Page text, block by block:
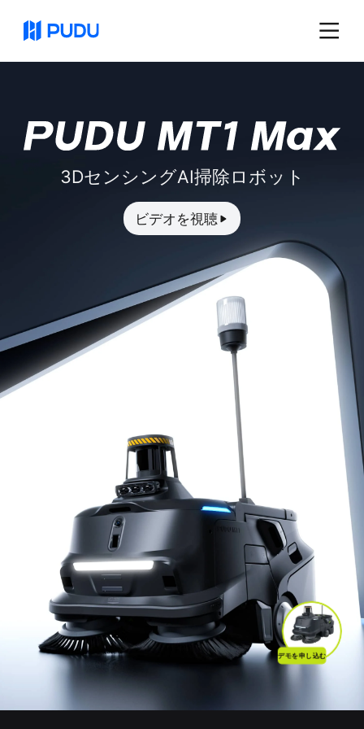
3DセンシングAI掃除ロボット
ビデオを視聴
デモを申し込む